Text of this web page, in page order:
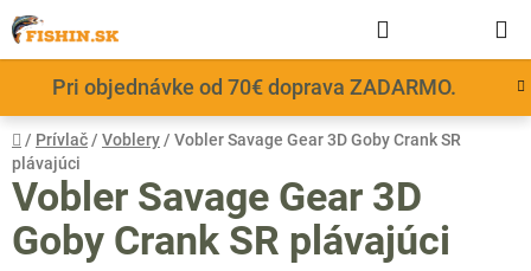
Prejsť
na
obsah
Pri objednávke od 70€ doprava ZADARMO.
KOŠÍK
Domov
/ Prívlač / Voblery / Vobler Savage Gear 3D Goby Crank SR
plávajúci
Vobler Savage Gear 3D
Goby Crank SR plávajúci